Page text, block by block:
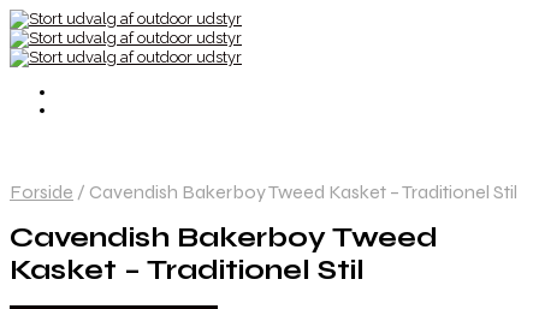
Forside / Cavendish Bakerboy Tweed Kasket – Traditionel Stil
Cavendish Bakerboy Tweed
Kasket – Traditionel Stil